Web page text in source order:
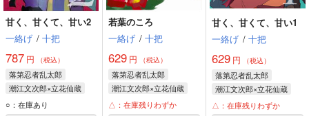
甘く、甘くて、甘い2
一絡げ / 十把
787 円 （税込）
落第忍者乱太郎
潮江文次郎×立花仙蔵
立花仙蔵
○：在庫あり
若葉のころ
一絡げ / 十把
629 円 （税込）
落第忍者乱太郎
潮江文次郎×立花仙蔵
立花仙蔵
潮江文次郎
△：在庫残りわずか
甘く、甘くて、甘い1
一絡げ / 十把
629円 （税込）
落第忍者乱太郎
潮江文次郎×立花仙蔵
潮江文次郎
立花仙蔵
△：在庫残りわずか